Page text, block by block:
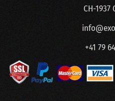
CH-1937
+41 79